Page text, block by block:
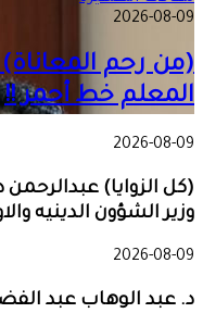
2026-08-09
(من رحم
المعلم خط أحمر !!
2026-08-09
(كل الزوايا)
وزير الشؤون الدينيه
2026-08-09
د. عبد الوهاب عبد